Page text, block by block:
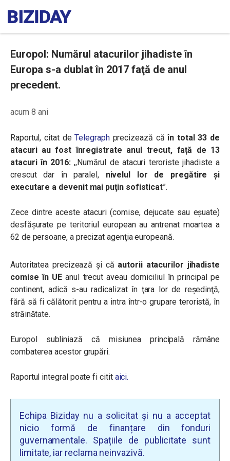
Europol: Numărul atacurilor jihadiste în
Europa s-a dublat în 2017 faţă de anul
precedent.
acum 8 ani
Raportul, citat deTelegraphprecizează că în total 33 de
atacuri au fost înregistrate anul trecut, față de 13
atacuri în 2016:,,Numărul de atacuri teroriste jihadiste a
crescut dar în paralel,nivelul lor de pregătire şi
executare a devenit mai puţin sofisticat”.
Zece dintre aceste atacuri (comise, dejucate sau eşuate)
desfășurate pe teritoriul european au antrenat moartea a
62 de persoane, a precizat agenţia europeană.
Autoritatea precizează și că autorii atacurilor jihadiste
comise în UE anul trecut aveau domiciliul în principal pe
continent, adică s-au radicalizat în ţara lor de reşedinţă,
fără să fi călătorit pentru a intra într-o grupare teroristă, în
străinătate.
Europol subliniază că misiunea principală rămâne
combaterea acestor grupări.
Raportul integral poate fi citit aici.
Echipa Biziday nu a solicitat și nu a acceptat
nicio formă de finanțare din fonduri
guvernamentale. Spațiile de publicitate sunt
limitate, iar reclama neinvazivă.